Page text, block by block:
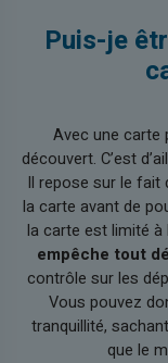
Puis-je
Avec une carte
découvert. C’est
Il repose sur le fait
la carte avant de
la carte est limité à
empêche tout
contrôle sur les
Vous pouvez
tranquillité,
que le